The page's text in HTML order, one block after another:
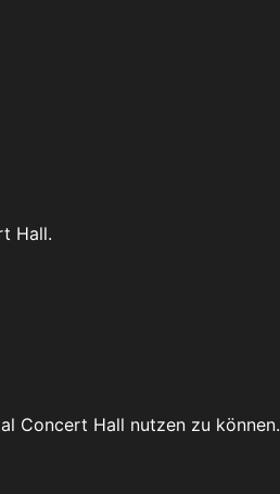
Hall.
Concert Hall nutzen zu können.